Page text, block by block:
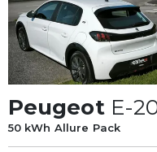
Peugeot E-
50 kWh Allure Pack